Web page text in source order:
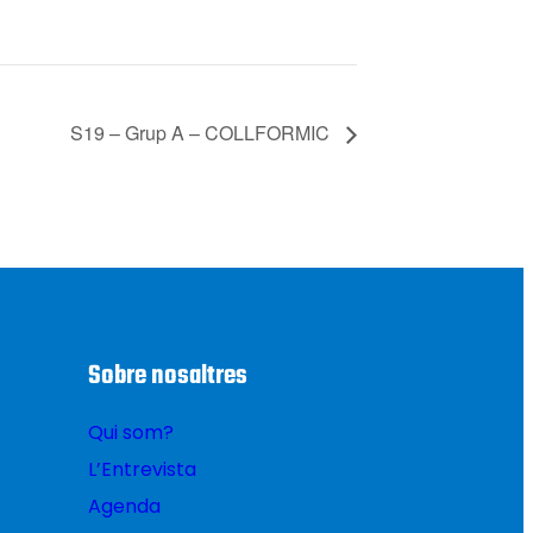
S19 – Grup A – COLLFORMIC
Sobre nosaltres
Qui som?
L’Entrevista
Agenda